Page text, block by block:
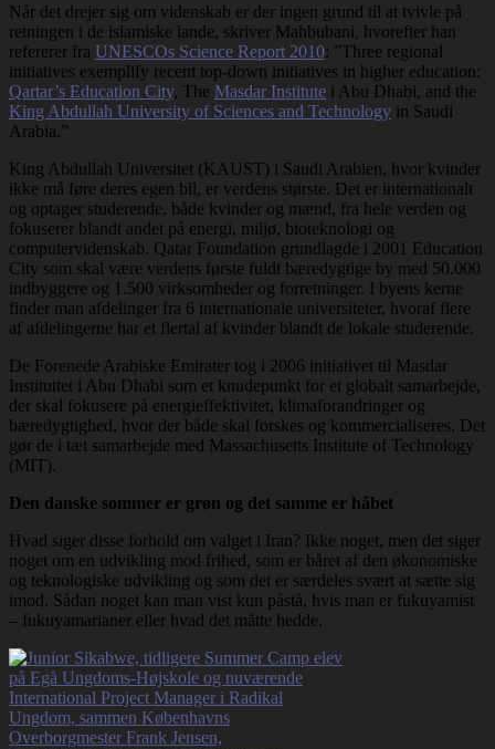
Når det drejer sig om videnskab er der ingen grund til at tvivle på
retningen i de islamiske lande, skriver Mahbubani, hvorefter han
refererer fra UNESCOs Science Report 2010: ”Three regional
initiatives exemplify recent top-down initiatives in higher education:
Qartar’s Education City, The Masdar Institute i Abu Dhabi, and the
King Abdullah University of Sciences and Technology in Saudi
Arabia.”
King Abdullah Universitet (KAUST) i Saudi Arabien, hvor kvinder
ikke må føre deres egen bil, er verdens største. Det er internationalt
og optager studerende, både kvinder og mænd, fra hele verden og
fokuserer blandt andet på energi, miljø, bioteknologi og
computervidenskab. Qatar Foundation grundlagde i 2001 Education
City som skal være verdens første fuldt bæredygtige by med 50.000
indbyggere og 1.500 virksomheder og forretninger. I byens kerne
finder man afdelinger fra 6 internationale universiteter, hvoraf flere
af afdelingerne har et flertal af kvinder blandt de lokale studerende.
De Forenede Arabiske Emirater tog i 2006 initiativet til Masdar
Instituttet i Abu Dhabi som et knudepunkt for et globalt samarbejde,
der skal fokusere på energieffektivitet, klimaforandringer og
bæredygtighed, hvor der både skal forskes og kommercialiseres. Det
gør de i tæt samarbejde med Massachusetts Institute of Technology
(MIT).
Den danske sommer er grøn og det samme er håbet
Hvad siger disse forhold om valget i Iran? Ikke noget, men det siger
noget om en udvikling mod frihed, som er båret af den økonomiske
og teknologiske udvikling og som det er særdeles svært at sætte sig
imod. Sådan noget kan man vist kun påstå, hvis man er fukuyamist
– fukuyamarianer eller hvad det måtte hedde.